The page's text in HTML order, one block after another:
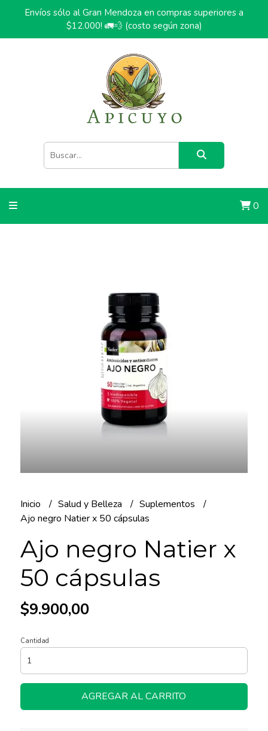
Envíos sólo al Gran Mendoza en compras superiores a
$12.000! 🚛💨 (costo según zona)
0
Inicio Salud y Belleza
Suplementos
Ajo negro Natier x 50 cápsulas
Ajo negro Natier x
50 cápsulas
$9.900,00
Cantidad
AGREGAR AL CARRITO